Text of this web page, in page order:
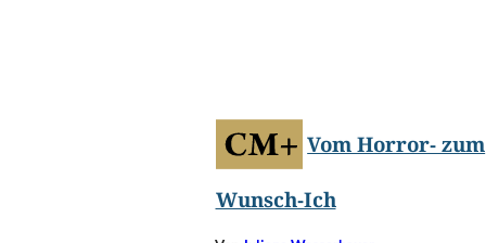
Vom Horror- zum
Wunsch-Ich